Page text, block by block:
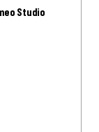
Studio